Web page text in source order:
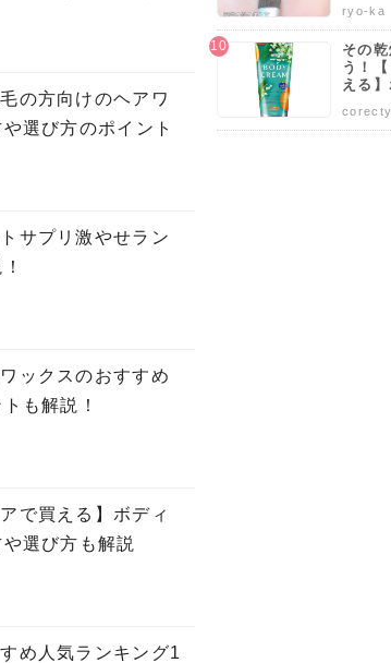
の方向けのヘアワ
選び方のポイント
サプリ激やせラン
ックスのおすすめ
も解説！
で買える】ボディ
選び方も解説
め人気ランキング1
伝授
ryo-ka
その
う！
える
すめ
塗り方
corecty